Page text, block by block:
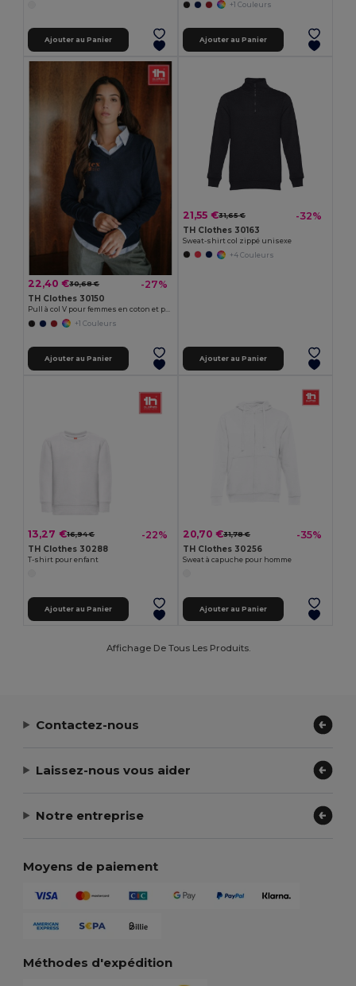
Ajouter au Panier
+1 Couleurs
Ajouter au Panier
22,40 €30,68 € -27%
TH Clothes 30150
Pull à col V pour femmes en coton et polyamide
+1 Couleurs
Ajouter au Panier
21,55 €31,65 € -32%
TH Clothes 30163
Sweat-shirt col zippé unisexe
+4 Couleurs
Ajouter au Panier
13,27 €16,94 € -22%
TH Clothes 30288
T-shirt pour enfant
Ajouter au Panier
20,70 €31,78 € -35%
TH Clothes 30256
Sweat à capuche pour homme
Ajouter au Panier
Affichage De Tous Les Produits.
Contactez-nous
Laissez-nous vous aider
Notre entreprise
Moyens de paiement
Méthodes d'expédition